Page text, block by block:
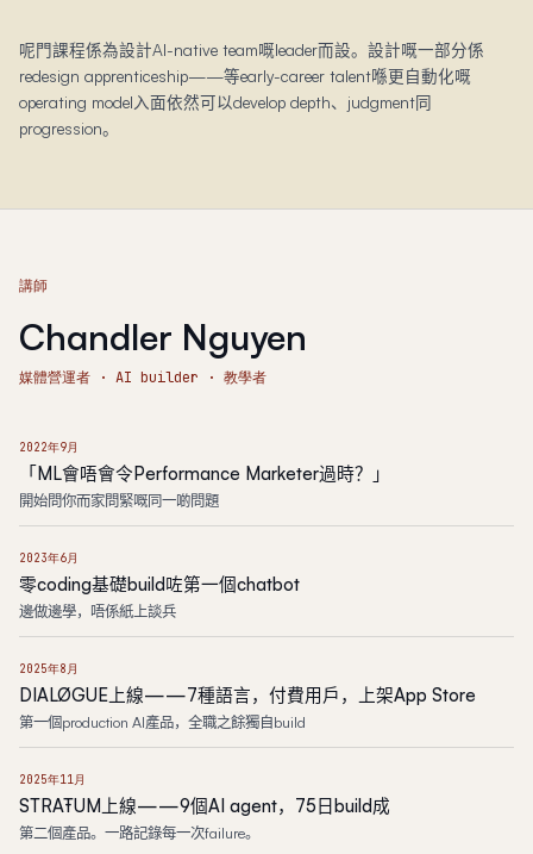
呢門課程係為設計AI-native team嘅leader而設。設計嘅一部分係
redesign apprenticeship——等early-career talent喺更自動化嘅
operating model入面依然可以develop depth、judgment同
progression。
講師
Chandler Nguyen
媒體營運者 · AI builder · 教學者
2022年9月
「ML會唔會令Performance Marketer過時？」
開始問你而家問緊嘅同一啲問題
2023年6月
零coding基礎build咗第一個chatbot
邊做邊學，唔係紙上談兵
2025年8月
DIALØGUE上線——7種語言，付費用戶，上架App Store
第一個production AI產品，全職之餘獨自build
2025年11月
STRAŦUM上線——9個AI agent，75日build成
第二個產品。一路記錄每一次failure。